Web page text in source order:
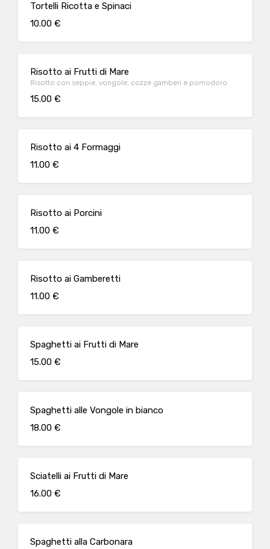
Tortelli Ricotta e Spinaci
10.00 €
Risotto ai Frutti di Mare
Risotto con seppie, vongole, cozze gamberi e pomodoro
15.00 €
Risotto ai 4 Formaggi
11.00 €
Risotto ai Porcini
11.00 €
Risotto ai Gamberetti
11.00 €
Spaghetti ai Frutti di Mare
15.00 €
Spaghetti alle Vongole in bianco
18.00 €
Sciatelli ai Frutti di Mare
16.00 €
Spaghetti alla Carbonara